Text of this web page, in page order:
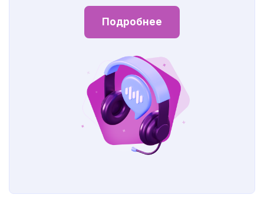
Подробнее